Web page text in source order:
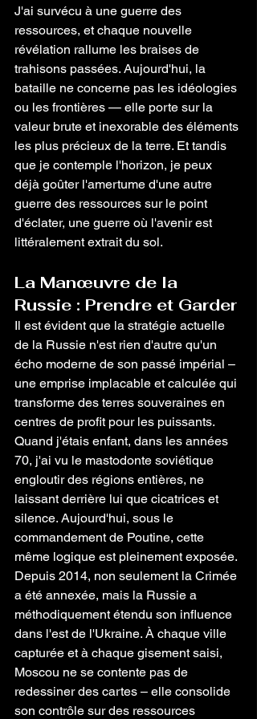
J'ai survécu à une guerre des
ressources, et chaque nouvelle
révélation rallume les braises de
trahisons passées. Aujourd'hui, la
bataille ne concerne pas les idéologies
ou les frontières — elle porte sur la
valeur brute et inexorable des éléments
les plus précieux de la terre. Et tandis
que je contemple l'horizon, je peux
déjà goûter l'amertume d'une autre
guerre des ressources sur le point
d'éclater, une guerre où l'avenir est
littéralement extrait du sol.
La Manœuvre de la
Russie : Prendre et Garder
Il est évident que la stratégie actuelle
de la Russie n'est rien d'autre qu'un
écho moderne de son passé impérial –
une emprise implacable et calculée qui
transforme des terres souveraines en
centres de profit pour les puissants.
Quand j'étais enfant, dans les années
70, j'ai vu le mastodonte soviétique
engloutir des régions entières, ne
laissant derrière lui que cicatrices et
silence. Aujourd'hui, sous le
commandement de Poutine, cette
même logique est pleinement exposée.
Depuis 2014, non seulement la Crimée
a été annexée, mais la Russie a
méthodiquement étendu son influence
dans l'est de l'Ukraine. À chaque ville
capturée et à chaque gisement saisi,
Moscou ne se contente pas de
redessiner des cartes – elle consolide
son contrôle sur des ressources